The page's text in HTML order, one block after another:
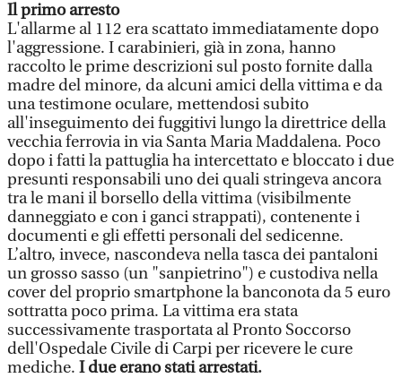
Il primo arresto
L'allarme al 112 era scattato immediatamente dopo
l'aggressione. I carabinieri, già in zona, hanno
raccolto le prime descrizioni sul posto fornite dalla
madre del minore, da alcuni amici della vittima e da
una testimone oculare, mettendosi subito
all'inseguimento dei fuggitivi lungo la direttrice della
vecchia ferrovia in via Santa Maria Maddalena. Poco
dopo i fatti la pattuglia ha intercettato e bloccato i due
presunti responsabili uno dei quali stringeva ancora
tra le mani il borsello della vittima (visibilmente
danneggiato e con i ganci strappati), contenente i
documenti e gli effetti personali del sedicenne.
L’altro, invece, nascondeva nella tasca dei pantaloni
un grosso sasso (un "sanpietrino") e custodiva nella
cover del proprio smartphone la banconota da 5 euro
sottratta poco prima. La vittima era stata
successivamente trasportata al Pronto Soccorso
dell'Ospedale Civile di Carpi per ricevere le cure
mediche. I due erano stati arrestati.